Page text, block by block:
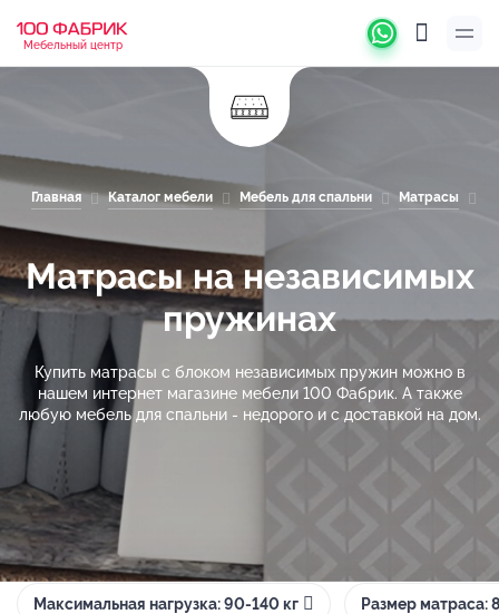
Мебельный центр
Главная Каталог мебели Мебель для спальни Матрасы
Матрасы на независимых
пружинах
Купить матрасы с блоком независимых пружин можно в
нашем интернет магазине мебели 100 Фабрик. А также
любую мебель для спальни - недорого и с доставкой на дом.
Максимальная нагрузка: 90-140 кг Размер матраса: